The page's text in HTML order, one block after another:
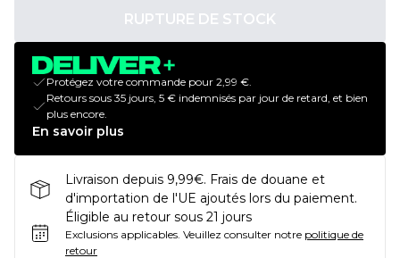
RUPTURE DE STOCK
Protégez votre commande pour 2,99 €.
Retours sous 35 jours, 5 € indemnisés par jour de retard, et bien
plus encore.
En savoir plus
Livraison depuis 9,99€. Frais de douane et
d'importation de l'UE ajoutés lors du paiement.
Éligible au retour sous 21 jours
Exclusions applicables. Veuillez consulter notre politique de
retour